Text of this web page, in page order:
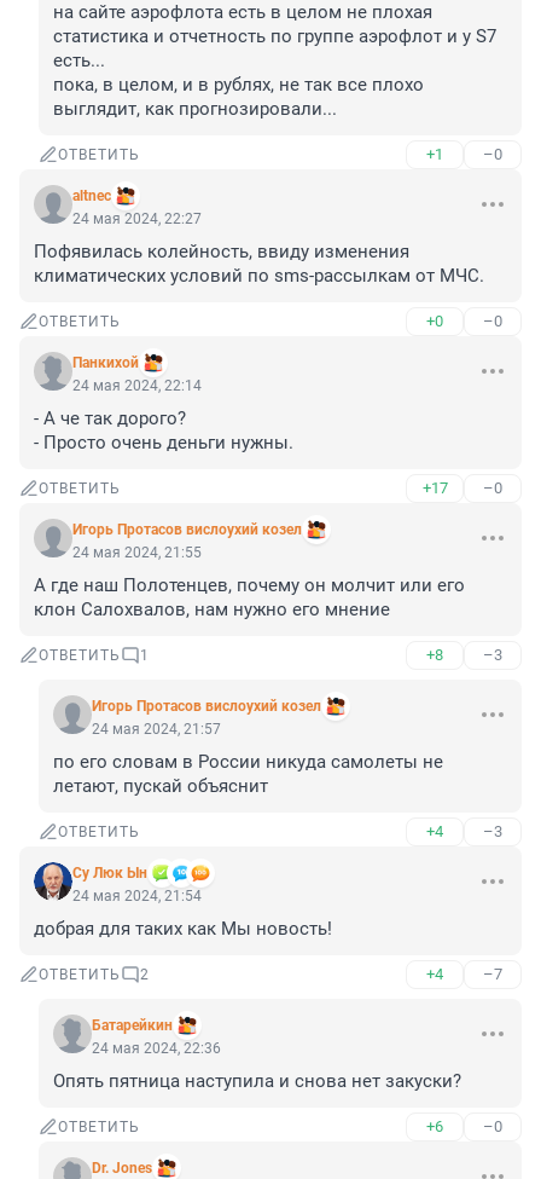
на сайте аэрофлота есть в целом не плохая
статистика и отчетность по группе аэрофлот и у S7
есть...
пока, в целом, и в рублях, не так все плохо
выглядит, как прогнозировали...
ОТВЕТИТЬ +1 –0
altnec
24 мая 2024, 22:27
Пофявилась колейность, ввиду изменения
климатических условий по sms-рассылкам от МЧС.
ОТВЕТИТЬ +0 –0
Панкихой
24 мая 2024, 22:14
- А че так дорого?
- Просто очень деньги нужны.
ОТВЕТИТЬ +17 –0
Игoрь Прoтасoв вислоухий козел
24 мая 2024, 21:55
А где наш Полотенцев, почему он молчит или его
клон Салохвалов, нам нужно его мнение
ОТВЕТИТЬ 1 +8 –3
Игoрь Прoтасoв вислоухий козел
24 мая 2024, 21:57
по его словам в России никуда самолеты не
летают, пускай объяснит
ОТВЕТИТЬ +4 –3
Су Люк Ын
24 мая 2024, 21:54
добрая для таких как Мы новость!
ОТВЕТИТЬ 2 +4 –7
Батарейкин
24 мая 2024, 22:36
Опять пятница наступила и снова нет закуски?
ОТВЕТИТЬ +6 –0
Dr. Jones